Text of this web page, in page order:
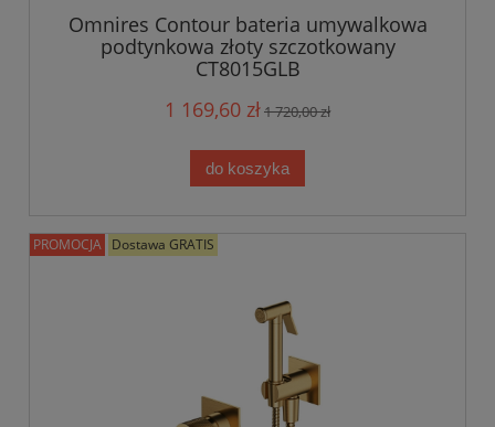
Omnires Contour bateria umywalkowa
podtynkowa złoty szczotkowany
CT8015GLB
1 169,60 zł1 720,00 zł
do koszyka
PROMOCJA Dostawa GRATIS